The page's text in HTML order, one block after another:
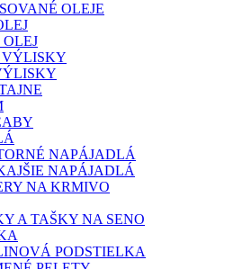
OLEJE
VÝLISKY
NAPÁJADLÁ
NAPÁJADLÁ
NA KRMIVO
A TAŠKY NA SENO
PODSTIELKA